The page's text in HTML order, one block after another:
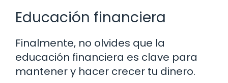
Educación financiera
Finalmente, no olvides que la
educación financiera es clave para
mantener y hacer crecer tu dinero.